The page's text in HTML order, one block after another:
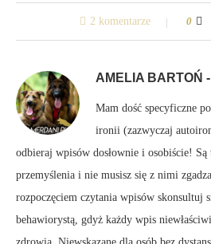
2 komentarze 0
AMELIA BARTOŃ
Mam dość specyficzne
ironii (zazwyczaj
odbieraj wpisów dosłownie i osobiście!
przemyślenia i nie musisz się z nimi
rozpoczęciem czytania wpisów skonsultuj
behawiorystą, gdyż każdy wpis